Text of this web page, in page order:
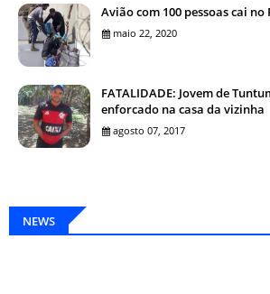
Avião com 100 pessoas cai
maio 22, 2020
FATALIDADE: Jovem de
enforcado na casa da vizinha
agosto 07, 2017
NEWS